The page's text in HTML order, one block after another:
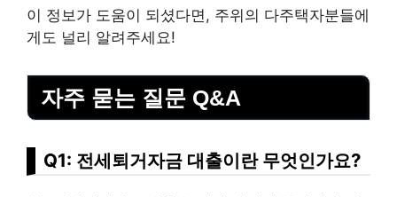
이 정보가 도움이 되셨다면, 주위의 다주택자분들에
게도 널리 알려주세요!
자주 묻는 질문 Q&A
Q1: 전세퇴거자금 대출이란 무엇인가요?